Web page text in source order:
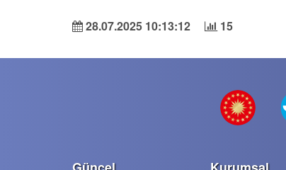
28.07.2025 10:13:12 15